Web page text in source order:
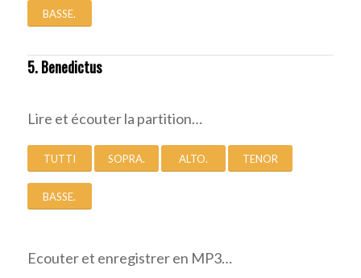
BASSE.
5. Benedictus
Lire et écouter la partition…
TUTTI SOPRA. ALTO. TENOR
BASSE.
Ecouter et enregistrer en MP3…